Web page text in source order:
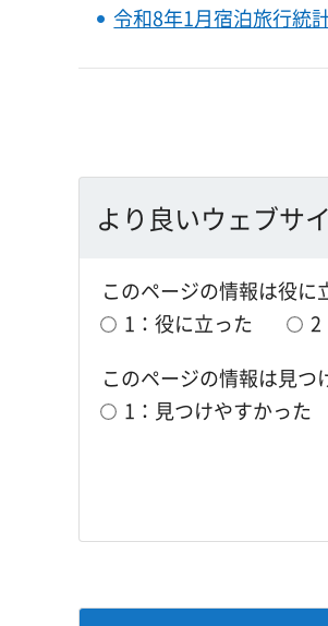
令和8年1月宿泊旅行統
より良いウェブサ
このページの情報は役に
1：役に立った
2
このページの情報は見つ
1：見つけやすかった